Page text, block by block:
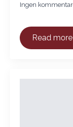
Ingen
Read more